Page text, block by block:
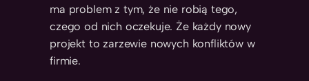
ma problem z tym, że nie robią tego,
czego od nich oczekuje. Że każdy nowy
projekt to zarzewie nowych konfliktów w
firmie.